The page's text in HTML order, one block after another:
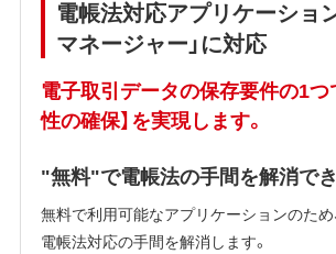
電帳法対応アプリケーショ
マネージャー」に対応
電子取引データの保存要件の1つ
性の確保】を実現します。
"無料"で電帳法の手間を解消で
無料で利用可能なアプリケーションのため
電帳法対応の手間を解消します。